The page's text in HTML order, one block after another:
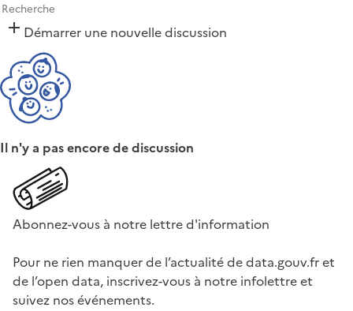
Démarrer une nouvelle discussion
Il n'y a pas encore de discussion
Abonnez-vous à notre lettre d'information
Pour ne rien manquer de l’actualité de data.gouv.fr et
de l’open data, inscrivez-vous à notre infolettre et
suivez nos événements.